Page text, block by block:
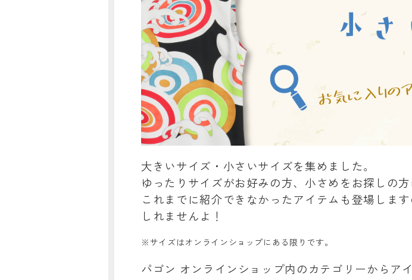
大きいサイズ・小さいサイズを集めました。
ゆったりサイズがお好みの方、小さめをお探しの
これまでに紹介できなかったアイテムも登場しま
しれませんよ！
※サイズはオンラインショップにある限りです。
パゴン オンラインショップ内のカテゴリーからア